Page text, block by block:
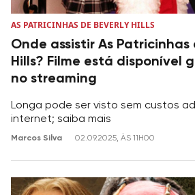
AS PATRICINHAS DE BEVERLY HILLS
Onde assistir As Patricinhas
Hills? Filme está disponível
no streaming
Longa pode ser visto sem custos
internet; saiba mais
Marcos Silva 02.09.2025, ÀS 11H00